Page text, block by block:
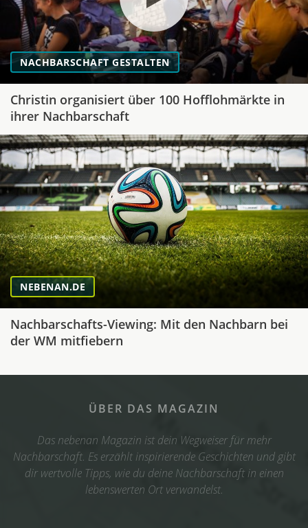
NACHBARSCHAFT GESTALTEN
Christin organisiert über 100 Hofflohmärkte in
ihrer Nachbarschaft
NEBENAN.DE
Nachbarschafts-Viewing: Mit den Nachbarn bei
der WM mitfiebern
ÜBER DAS MAGAZIN
Das nebenan Magazin ist dein Wegweiser für mehr
Nachbarschaft. Es erzählt inspirierende Geschichten und gibt
dir wertvolle Tipps, wie du deine Nachbarschaft in einen
lebenswerten Ort verwandelst.